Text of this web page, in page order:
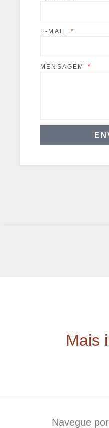
E-MAIL
MENSAGEM
Mais
Navegue